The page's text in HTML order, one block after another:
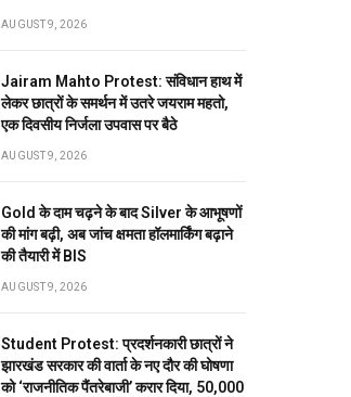
AUGUST 9, 2026
Jairam Mahto Protest: संविधान हाथ में
लेकर छात्रों के समर्थन में उतरे जयराम महतो,
एक दिवसीय निर्जला उपवास पर बैठे
AUGUST 9, 2026
Gold के दाम चढ़ने के बाद Silver के आभूषणों
की मांग बढ़ी, अब जांच क्षमता हॉलमार्किंग बढ़ाने
की तैयारी में BIS
AUGUST 9, 2026
Student Protest: प्रदर्शनकारी छात्रों ने
झारखंड सरकार की वार्ता के नए दौर की घोषणा
को ‘राजनीतिक पैंतरेबाजी’ करार दिया, 50,000